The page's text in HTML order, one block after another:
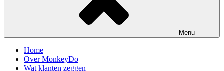
Menu
Home
Over MonkeyDo
Wat klanten zeggen